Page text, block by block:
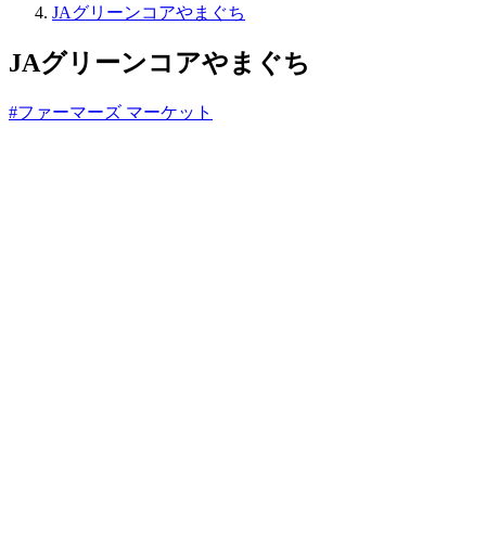
ね
と
JAグリーンコアやまぐち
JAグリーンコアやまぐち
#ファーマーズ マーケット